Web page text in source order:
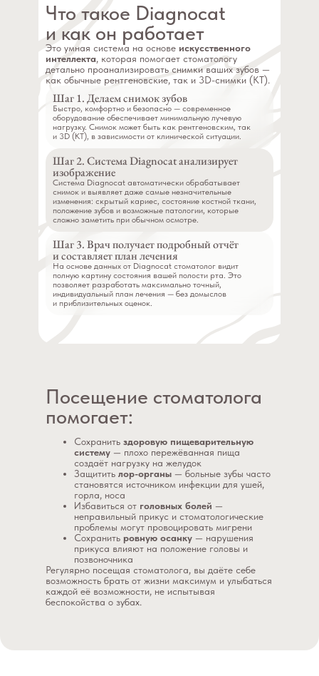
Что такое Diagnocat
и как он работает
Это умная система на основе искусственного
интеллекта, которая помогает стоматологу
детально проанализировать снимки ваших зубов —
как обычные рентгеновские, так и 3D-снимки (КТ).
Шаг 1. Делаем снимок зубов
Быстро, комфортно и безопасно — современное
оборудование обеспечивает минимальную лучевую
нагрузку. Снимок может быть как рентгеновским, так
и 3D (КТ), в зависимости от клинической ситуации.
Шаг 2. Система Diagnocat анализирует
изображение
Система Diagnocat автоматически обрабатывает
снимок и выявляет даже самые незначительные
изменения: скрытый кариес, состояние костной ткани,
положение зубов и возможные патологии, которые
сложно заметить при обычном осмотре.
Шаг 3. Врач получает подробный отчёт
и составляет план лечения
На основе данных от Diagnocat стоматолог видит
полную картину состояния вашей полости рта. Это
позволяет разработать максимально точный,
индивидуальный план лечения — без домыслов
и приблизительных оценок.
Посещение стоматолога
помогает:
Сохранить здоровую пищеварительную
систему — плохо пережёванная пища
создаёт нагрузку на желудок
Защитить лор-органы — больные зубы часто
становятся источником инфекции для ушей,
горла, носа
Избавиться от головных болей —
неправильный прикус и стоматологические
проблемы могут провоцировать мигрени
Сохранить ровную осанку — нарушения
прикуса влияют на положение головы и
позвоночника
Регулярно посещая стоматолога, вы даёте себе
возможность брать от жизни максимум и улыбаться
каждой её возможности, не испытывая
беспокойства о зубах.